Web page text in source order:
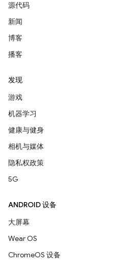
源代码
新闻
博客
播客
发现
游戏
机器学习
健康与健身
相机与媒体
隐私权政策
5G
ANDROID 设备
大屏幕
Wear OS
ChromeOS 设备